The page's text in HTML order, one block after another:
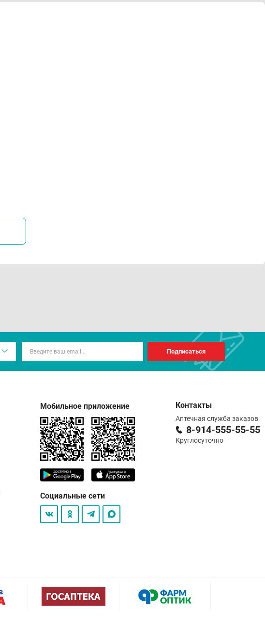
Подписаться
Мобильное приложение
Социальные сети
Контакты
Аптечная служба заказов
8-914-555-55-55
Круглосуточно